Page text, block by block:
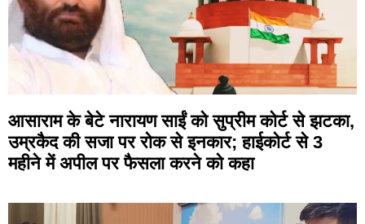
आसाराम के बेटे नारायण साईं को सुप्रीम कोर्ट से झटका,
उम्रकैद की सजा पर रोक से इनकार; हाईकोर्ट से 3
महीने में अपील पर फैसला करने को कहा